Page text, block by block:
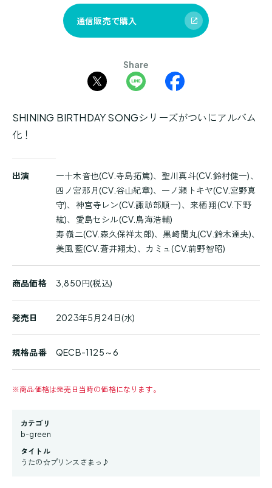
通信販売で購入
Share
SHINING BIRTHDAY SONGシリーズがついにアルバム
化！
品
出演
一十木音也(CV.寺島拓篤)、聖川真斗(CV.鈴村健一)、
四ノ宮那月(CV.谷山紀章)、一ノ瀬トキヤ(CV.宮野真
守)、神宮寺レン(CV.諏訪部順一)、来栖 翔(CV.下野
紘)、愛島セシル(CV.鳥海浩輔)
寿 嶺二(CV.森久保祥太郎)、黒崎蘭丸(CV.鈴木達央)、
美風 藍(CV.蒼井翔太)、カミュ(CV.前野智昭)
商品価格 3,850円(税込)
発売日 2023年5月24日(水)
規格品番 QECB-1125～6
※商品価格は発売日当時の価格になります。
カテゴリ
b-green
タイトル
うたの☆プリンスさまっ♪